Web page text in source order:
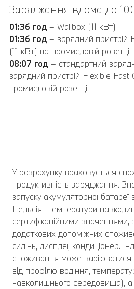
Заряджання вдома до
01:36 год – Wallbox (11 кВт)
01:36 год– зарядний пристрій
(11 кВт) на промисловій розетці
08:07 год– стандартний
зарядний пристрій Flexible
промисловій розетці
У розрахунку враховується
продуктивність заряджання.
запуску акумуляторної батареї
Цельсія і температури
сертифікаційними значеннями,
додаткових допоміжних
сидінь, дисплеї, кондиціонер.
споживання може
від профілю водіння,
навколишнього середовища), а